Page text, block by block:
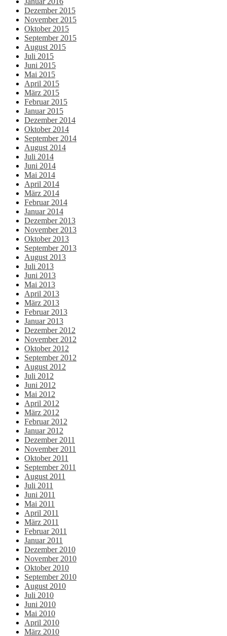
Dezember 2015
November 2015
Oktober 2015
September 2015
August 2015
Juli 2015
Juni 2015
Mai 2015
April 2015
März 2015
Februar 2015
Januar 2015
Dezember 2014
Oktober 2014
September 2014
August 2014
Juli 2014
Juni 2014
Mai 2014
April 2014
März 2014
Februar 2014
Januar 2014
Dezember 2013
November 2013
Oktober 2013
September 2013
August 2013
Juli 2013
Juni 2013
Mai 2013
April 2013
März 2013
Februar 2013
Januar 2013
Dezember 2012
November 2012
Oktober 2012
September 2012
August 2012
Juli 2012
Juni 2012
Mai 2012
April 2012
März 2012
Februar 2012
Januar 2012
Dezember 2011
November 2011
Oktober 2011
September 2011
August 2011
Juli 2011
Juni 2011
Mai 2011
April 2011
März 2011
Februar 2011
Januar 2011
Dezember 2010
November 2010
Oktober 2010
September 2010
August 2010
Juli 2010
Juni 2010
Mai 2010
April 2010
März 2010